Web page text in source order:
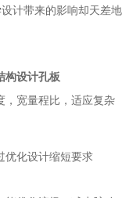
计带来的影响却天差地
构设计孔板
，宽量程比，适应复杂
优化设计缩短要求